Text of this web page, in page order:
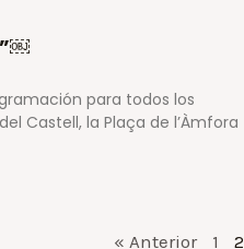
para todos los
Castell, la Plaça de l’Àmfora
« Anterior 1 2